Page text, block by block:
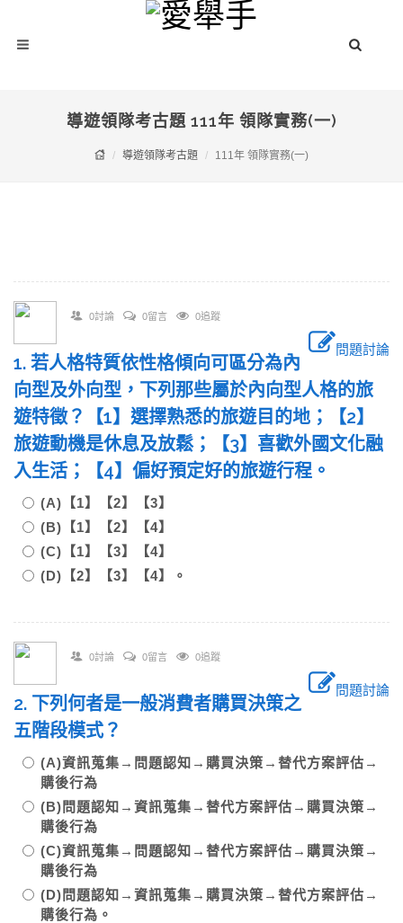
導遊領隊考古題 111年 領隊實務(一)
導遊領隊考古題 111年 領隊實務(一)
0討論 0留言 0追蹤
問題討論
1. 若人格特質依性格傾向可區分為內
向型及外向型，下列那些屬於內向型人格的旅
遊特徵？【1】選擇熟悉的旅遊目的地；【2】
旅遊動機是休息及放鬆；【3】喜歡外國文化融
入生活；【4】偏好預定好的旅遊行程。
(A)【1】【2】【3】
(B)【1】【2】【4】
(C)【1】【3】【4】
(D)【2】【3】【4】。
0討論 0留言 0追蹤
問題討論
2. 下列何者是一般消費者購買決策之
五階段模式？
(A)資訊蒐集→問題認知→購買決策→替代方案評估→
購後行為
(B)問題認知→資訊蒐集→替代方案評估→購買決策→
購後行為
(C)資訊蒐集→問題認知→替代方案評估→購買決策→
購後行為
(D)問題認知→資訊蒐集→購買決策→替代方案評估→
購後行為。